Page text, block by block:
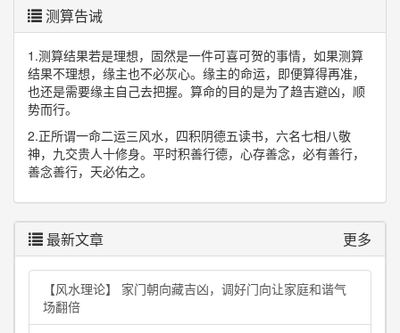
测算告诫
1.测算结果若是理想，固然是一件可喜可贺的事情，如果测算
结果不理想，缘主也不必灰心。缘主的命运，即便算得再准，
也还是需要缘主自己去把握。算命的目的是为了趋吉避凶，顺
势而行。
2.正所谓一命二运三风水，四积阴德五读书，六名七相八敬
神，九交贵人十修身。平时积善行德，心存善念，必有善行，
善念善行，天必佑之。
最新文章 更多
【风水理论】 家门朝向藏吉凶，调好门向让家庭和谐气
场翻倍